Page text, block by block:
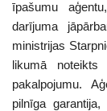
īpašumu
darījuma
ministrijas
likumā noteikts
pakalpojumu.
pilnīga